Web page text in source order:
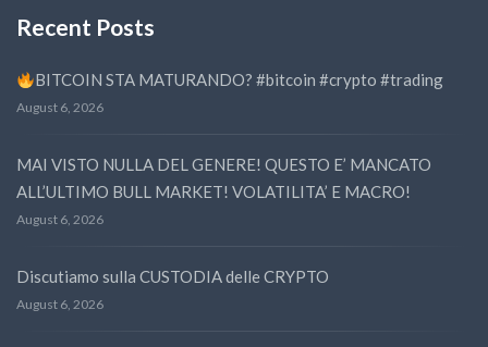
Recent Posts
BITCOIN STA MATURANDO? #bitcoin #crypto #trading
August 6, 2026
MAI VISTO NULLA DEL GENERE! QUESTO E’ MANCATO
ALL’ULTIMO BULL MARKET! VOLATILITA’ E MACRO!
August 6, 2026
Discutiamo sulla CUSTODIA delle CRYPTO
August 6, 2026